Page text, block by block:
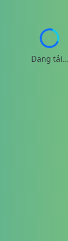
Đang tải...